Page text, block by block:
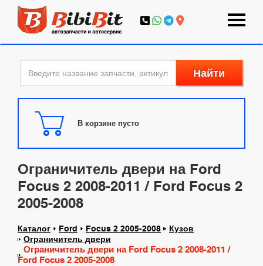
Найти
В корзине пусто
Ограничитель двери на Ford
Focus 2 2008-2011 / Ford Focus 2
2005-2008
Каталог Ford Focus 2 2005-2008
Кузов
Ограничитель двери
Ограничитель двери на Ford Focus 2 2008-2011 /
Ford Focus 2 2005-2008